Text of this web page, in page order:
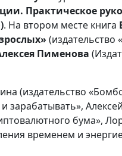
Практическое
). На втором месте книга
(издательство
Пименова
(издательство
зарабатывать»,
бума»,
временем и